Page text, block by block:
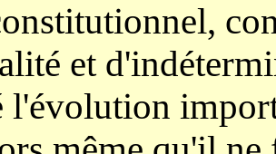
et
l'évolution